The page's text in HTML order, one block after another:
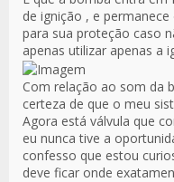
de ignição , e
para sua proteção caso
apenas utilizar apenas a
Com relação ao som da
certeza de que o meu
Agora está válvula que
eu nunca tive a
confesso que estou
deve ficar onde